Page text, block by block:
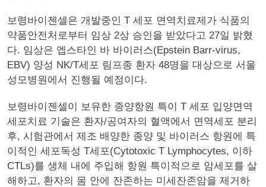
보령바이젠셀은 개발중인 T 세포 면역치료제가 식품의
약품안전처로부터 임상 2상 승인을 받았다고 27일 밝혔
다. 임상은 엡스타인 바 바이러스(Epstein Barr-virus,
EBV) 양성 NK/T세포 림프종 환자 48명을 대상으로 서울
성모병원에서 진행될 예정이다.
보령바이젠셀이 보유한 종양항원 특이 T 세포 입양면역
세포치료 기술은 환자/공여자의 혈액에서 면역세포 분리
후, 시험관에서 제조 배양한 종양 및 바이러스 항원에 특
이적인 세포독성 T세포(Cytotoxic T Lymphocytes, 이하
CTLs)를 생체 내에 주입해 항원 특이적으로 암세포를 살
해하고, 환자의 몸 안에 잔존하는 미세잔존암을 제거하